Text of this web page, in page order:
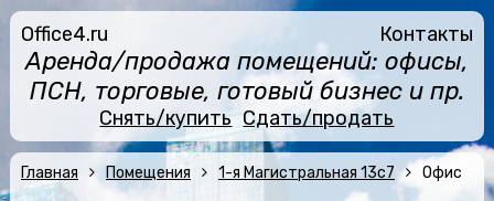
Office4.ru Контакты
Аренда/продажа помещений: офисы,
ПСН, торговые, готовый бизнес и пр.
Снять/купить Сдать/продать
Главная Помещения 1-я Магистральная 13с7 Офис